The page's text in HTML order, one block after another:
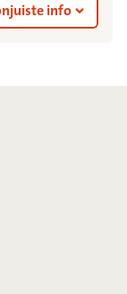
info